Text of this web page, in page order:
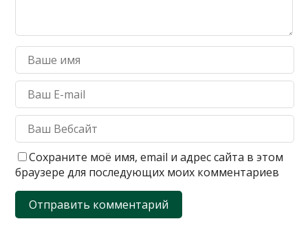
Сохраните моё имя, email и адрес сайта в этом
браузере для последующих моих комментариев